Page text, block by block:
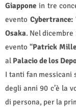
Giappone in tre
evento Cybertrance:
Osaka. Nel
evento “Patrick
al Palacio de los
I tanti fan messicani
degli anni 90 c’è la
di persona, per la